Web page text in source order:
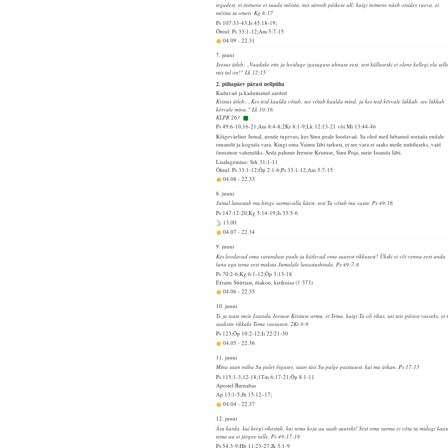
tegudest, et inimene ei suuda mõista, mis sünnib päikese all; kuigi inimene näeb otsides vaeva, ei
mõista ta ometi. Kg 8:17
Ps 107:33-43;Js 45:18-19;
Õhtul: Ps 33:1-12;Am 5:7-15
04.09-22.31
7. juuni
Jeesus ütleb: „Vaadake ette ja hoiduge igasuguse ahnuse eest, sest külluseski ei olene kellegi elu
mis tal on!“ Lk 12:15
2. pühapäev pärast nelipüha
Kaduvad ja kadumatud aarded
Kristus ütleb: „Kes teid kuulda võtab, see võtab kuulda mind, ja kes teid kõrvale lükkab, see lükkab
kõrvale minu.“ Lk 10:16
KLPR 263
Ps 49:6-10,16-21;Am 8:4-8;2Kr 8:1-9;Lk 12:13-21 või Mt 13:44-46
Kõigeväeline Jumal, nende tugevus, kes Sinu peale loodavad. Sa oled meil lubanud soetada endale
omandit ja koguda vara. Kingi oma Vaimu läbi tarkust, et see vara ei saaks meile nuhtluseks, vaid
õnnistuse vahendiks. Seda palume Jeesuse Kristuse, Sinu Poja, meie Issanda läbi.
Lisalugemine: Srk 31:1-11
Õhtul: Ps 33:1-12;Õp 2:1-6;Ps 33:1-12;Am 5:7-15
04.08-22.33
8. juuni
Jumal lunastab mu hinge surmavalla käest, sest Ta võtab mu vastu. Ps 49:16
Ps 147:12-20;Kg 5:14-19;Js 33:5-6
13.00
04.07-22.34
9. juuni
Kes loodavad oma varanduse peale ja kiitlevad oma suurest rikkusest? Ükski ei või venna eest anda
luna ega tema eest maksta Jumalale lunastushinda. Ps 49:7-8
Ps 70:2-6;Kg 6:1-12;Õp 3:13-18
Efraim Süüriast, diakon, kirikuisa († 373)
04.06-22.35
10. juuni
Te ju teate meie Issanda Jeesuse Kristuse armu, et Tema, kuigi Ta oli rikas, sai teie pärast vaeseks, et
saaksite rikkaks Tema vaesusest. 2Kr 8:9
Ps 123;Õp 10:2-12;Ii 22:21-30
04.05-22.36
11. juuni
Mina saan näha Su palet õiguses, saan täis Su palge paistusest, kui ma ärkan. Ps 17:15
Ps 115:1-3,12-18;1Tm 6:17-21;Õp 8:1-11
Apostel Barnabas
Ap 13:1-5;Jh 15:12–17;
04.04-22.37
12. juuni
Ära karda, kui keegi rikastub, kui tema koja au saab suureks! Sest oma surma ei võta ta midagi
tema au ei järgne talle. Ps 49:17-18
Ps 54:3-9;Hb 11:23-27;Jk 5:1-9